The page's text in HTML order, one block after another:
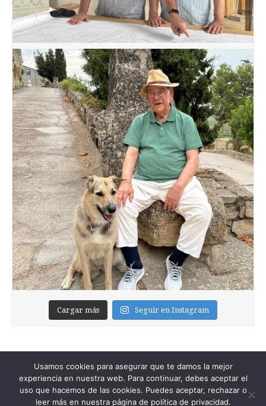
Cargar más Seguir en Instagram
Usamos cookies para asegurar que te damos la mejor
experiencia en nuestra web. Para continuar, debes aceptar el
uso que hacemos de las cookies. Puedes aceptar, rechazar o
leer más en nuestra página de política de privacidad.